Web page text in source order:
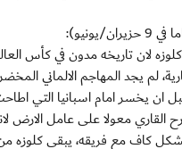
معولا على عامل الارض